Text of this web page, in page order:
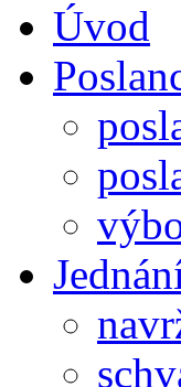
Úvod